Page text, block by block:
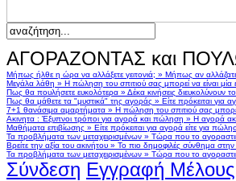
ΑΓΟΡΑΖΟΝΤΑΣ και
Μήπως ήλθε η ώρα να αλλάξετε γειτονιά; » Μήπως αν
Μεγάλα λάθη » Η πώληση του σπιτιού σας μπορεί να είναι μία
Πως θα πουλήσετε ευκολότερα » Δέκα κινήσεις
Πως θα μάθετε τα "μυστικά" της αγοράς » Είτε πρόκειται για
7+1 θανάσιμα αμαρτήματα » Η πώληση του σπιτιού σας
Ακινητα : Έξυπνοι τρόποι για αγορά και πώληση » Η αγορά
Μαθήματα επιβίωσης » Είτε πρόκειται για αγορά είτε για
Τα προβλήματα των μεταχειρισμένων » Τώρα που το
Βρείτε την αξία του ακινήτου » Το πιο δημοφιλές σύνθημα
Τα προβλήματα των μεταχειρισμένων » Τώρα που το
Σύνδεση Εγγραφή Μέλους